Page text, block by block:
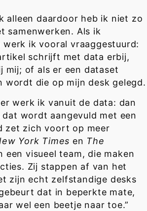
alleen daardoor heb ik niet zo
samenwerken. Als ik
werk ik vooral vraaggestuurd:
schrijft met data erbij,
mij; of als er een dataset
wordt die op mijn desk gelegd.
werk ik vanuit de data: dan
wordt aangevuld met een
zet zich voort op meer
York Times en The
een visueel team, die maken
Zij stappen af van het
zijn echt zelfstandige desks
dat in beperkte mate,
wel een beetje naar toe.”